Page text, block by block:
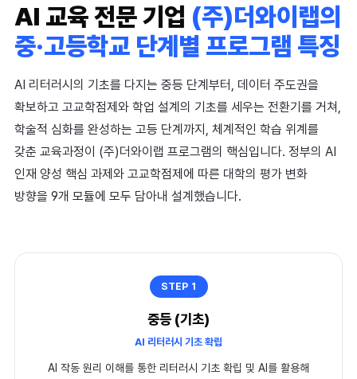
스쿨임팩트랩
하이플라이
AI스타터랩
교실 후기
탐구 위인 테스트
Library
워크숍 도구
AI 교육 전문 기업 (주)더와이랩의
중·고등학교 단계별 프로그램 특징
AI 리터러시의 기초를 다지는 중등 단계부터, 데이터 주도권을
확보하고 고교학점제와 학업 설계의 기초를 세우는 전환기를 거쳐,
학술적 심화를 완성하는 고등 단계까지, 체계적인 학습 위계를
갖춘 교육과정이 (주)더와이랩 프로그램의 핵심입니다. 정부의 AI
인재 양성 핵심 과제와 고교학점제에 따른 대학의 평가 변화
방향을 9개 모듈에 모두 담아내 설계했습니다.
STEP 1
중등 (기초)
AI 리터러시 기초 확립
AI 작동 원리 이해를 통한 리터러시 기초 확립 및 AI를 활용해